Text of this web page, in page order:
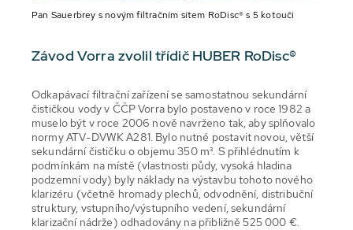
Pan Sauerbrey s novým filtračním sítem RoDisc® s 5 kotouči
Závod Vorra zvolil třídič HUBER RoDisc®
Odkapávací filtrační zařízení se samostatnou sekundární
čističkou vody v ČČP Vorra bylo postaveno v roce 1982 a
muselo být v roce 2006 nově navrženo tak, aby splňovalo
normy ATV-DVWK A281. Bylo nutné postavit novou, větší
sekundární čističku o objemu 350 m³. S přihlédnutím k
podmínkám na místě (vlastnosti půdy, vysoká hladina
podzemní vody) byly náklady na výstavbu tohoto nového
klarizéru (včetně hromady plechů, odvodnění, distribuční
struktury, vstupního/výstupního vedení, sekundární
klarizační nádrže) odhadovány na přibližně 525 000 €.